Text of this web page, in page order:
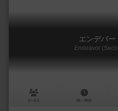
エンデバー
Endeavor
2～5人 60～90分